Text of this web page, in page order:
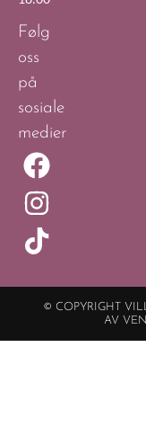
Følg
oss
på
sosiale
medier
© COPYRIGHT
AV